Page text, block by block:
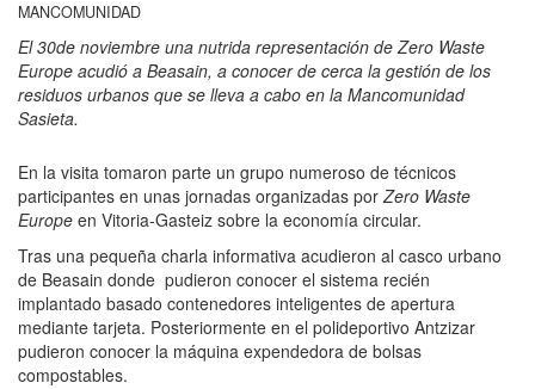
MANCOMUNIDAD
El 30de noviembre una nutrida representación de Zero Waste
Europe acudió a Beasain, a conocer de cerca la gestión de los
residuos urbanos que se lleva a cabo en la Mancomunidad
Sasieta.
En la visita tomaron parte un grupo numeroso de técnicos
participantes en unas jornadas organizadas porZero Waste
Europe en Vitoria-Gasteiz sobre la economía circular.
Tras una pequeña charla informativa acudieron al casco urbano
de Beasain donde pudieron conocer el sistema recién
implantado basado contenedores inteligentes de apertura
mediante tarjeta. Posteriormente en el polideportivo Antzizar
pudieron conocer la máquina expendedora de bolsas
compostables.